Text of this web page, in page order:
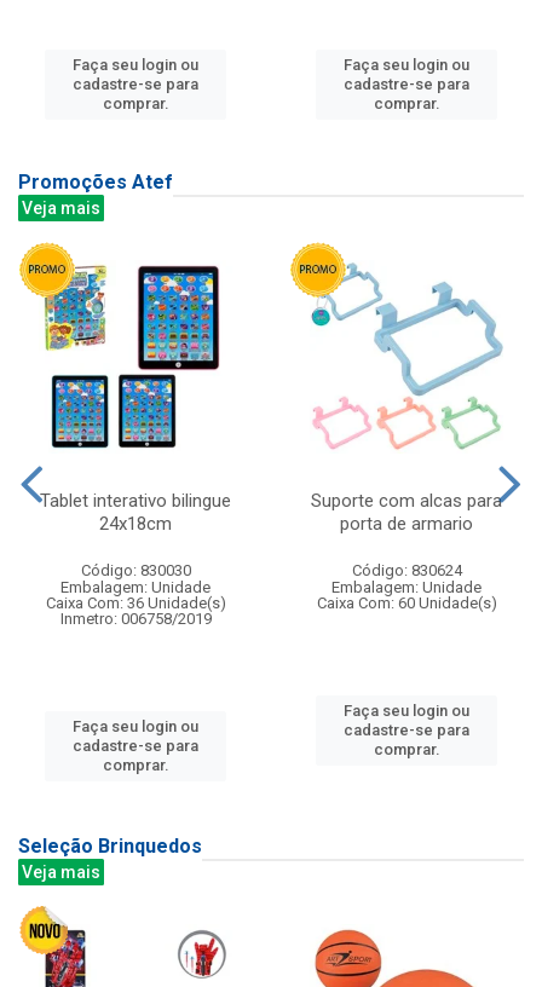
Faça seu login ou
cadastre-se para
comprar.
Faça seu login ou
cadastre-se para
comprar.
Promoções Atef
Veja mais
Tablet interativo bilingue
24x18cm
Código: 830030
Embalagem: Unidade
Caixa Com: 36 Unidade(s)
Inmetro: 006758/2019
Faça seu login ou
cadastre-se para
comprar.
Suporte com alcas para
porta de armario
Código: 830624
Embalagem: Unidade
Caixa Com: 60 Unidade(s)
Faça seu login ou
cadastre-se para
comprar.
Seleção Brinquedos
Veja mais